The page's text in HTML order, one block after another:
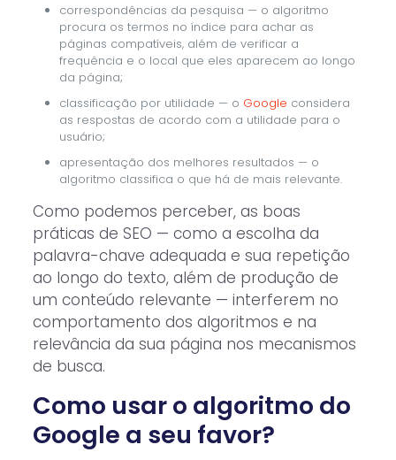
correspondências da pesquisa — o algoritmo
procura os termos no índice para achar as
páginas compatíveis, além de verificar a
frequência e o local que eles aparecem ao longo
da página;
classificação por utilidade — o Google considera
as respostas de acordo com a utilidade para o
usuário;
apresentação dos melhores resultados — o
algoritmo classifica o que há de mais relevante.
Como podemos perceber, as boas
práticas de SEO — como a escolha da
palavra-chave adequada e sua repetição
ao longo do texto, além de produção de
um conteúdo relevante — interferem no
comportamento dos algoritmos e na
relevância da sua página nos mecanismos
de busca.
Como usar o algoritmo do
Google a seu favor?